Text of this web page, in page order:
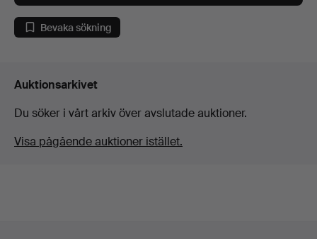
Bevaka sökning
Auktionsarkivet
Du söker i vårt arkiv över avslutade auktioner.
Visa pågående auktioner istället.